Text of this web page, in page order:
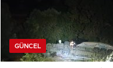
GÜNCEL